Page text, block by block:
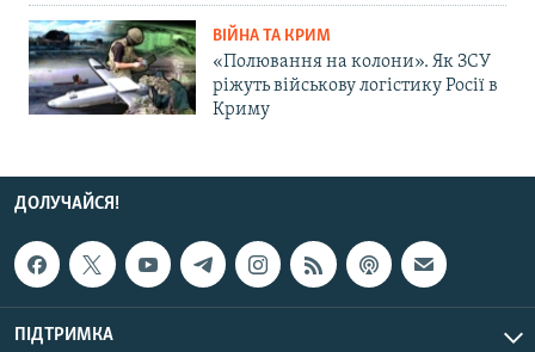
ВІЙНА ТА КРИМ
«Полювання на колони». Як ЗСУ
ріжуть військову логістику Росії в
Криму
ДОЛУЧАЙСЯ!
ПІДТРИМКА